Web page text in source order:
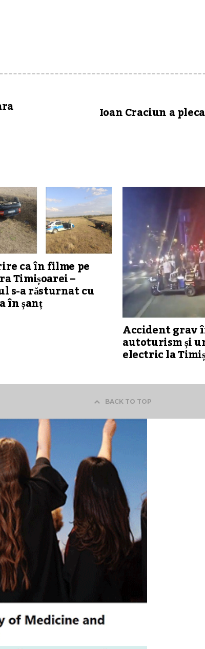
Ioan Craciun a
ca în filme pe
Timișoarei –
s-a răsturnat cu
în șanț
Accident grav
autoturism și
electric la
BACK TO TOP